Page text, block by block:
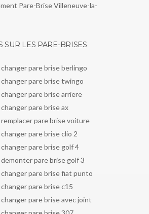
Pare-Brise Villeneuve-la-
SUR LES PARE-BRISES
pare brise berlingo
pare brise twingo
pare brise arriere
pare brise ax
pare brise voiture
pare brise clio 2
pare brise golf 4
pare brise golf 3
pare brise fiat punto
pare brise c15
pare brise avec joint